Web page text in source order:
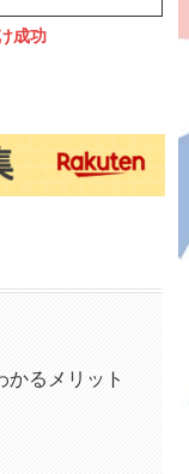
成功
かるメリット